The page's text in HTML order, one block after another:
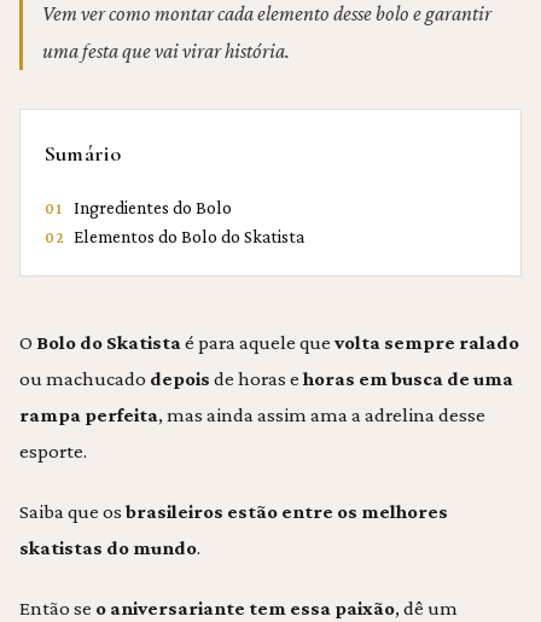
Vem ver como montar cada elemento desse bolo e garantir
uma festa que vai virar história.
Sumário
01 Ingredientes do Bolo
02 Elementos do Bolo do Skatista
O Bolo do Skatistaé para aquele que volta sempre ralado
ou machucado depois de horas ehoras em busca de uma
rampa perfeita, mas ainda assim ama a adrelina desse
esporte.
Saiba que osbrasileiros estão entre os melhores
skatistas do mundo.
Então se o aniversariante tem essa paixão, dê um